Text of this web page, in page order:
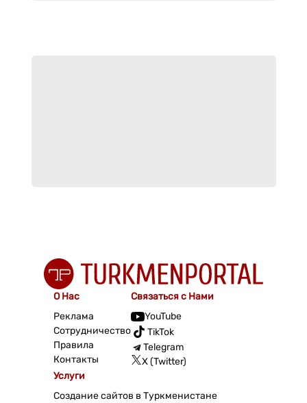
О Нас
Реклама
Сотрудничество
Правила
Контакты
Связаться с Нами
YouTube
TikTok
Telegram
X (Twitter)
Услуги
Создание сайтов в Туркменистане